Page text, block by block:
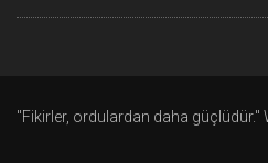
"Fikirler, ordulardan daha güçlüdür."